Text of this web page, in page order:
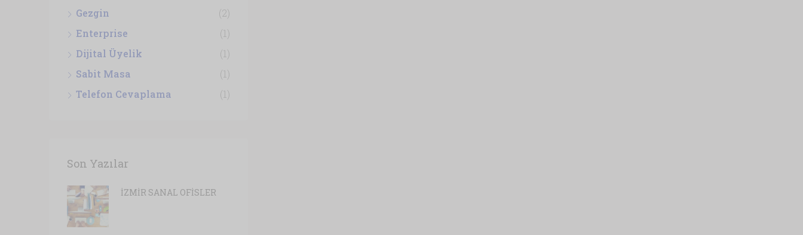
Gezgin
(2)
Enterprise
(1)
Dijital Üyelik
(1)
Sabit Masa
(1)
Telefon Cevaplama
(1)
Son Yazılar
İZMİR SANAL OFİSLER